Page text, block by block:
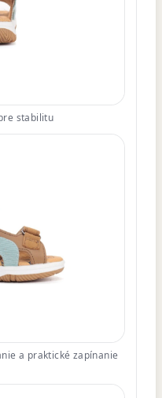
stabilitu
a praktické zapínanie